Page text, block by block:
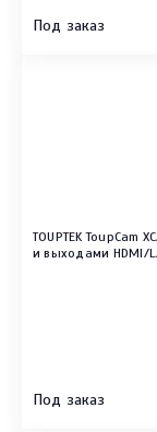
Под заказ
TOUPTEK ToupCam
и выходами HDMI/
Под заказ